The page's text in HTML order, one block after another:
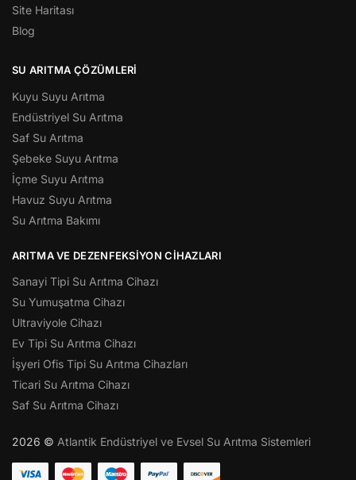
Site Haritası
Blog
SU ARITMA ÇÖZÜMLERI
Kuyu Suyu Arıtma
Endüstriyel Su Arıtma
Saf Su Arıtma
Şebeke Suyu Arıtma
İçme Suyu Arıtma
Havuz Suyu Arıtma
Su Arıtma Bakımı
ARITMA VE DEZENFEKSIYON CIHAZLARI
Sanayi Tipi Su Arıtma Cihazı
Su Yumuşatma Cihazı
Ultraviyole Cihazı
Ev Tipi Su Arıtma Cihazı
İşyeri Ofis Tipi Su Arıtma Cihazları
Ticari Su Arıtma Cihazı
Saf Su Arıtma Cihazı
2026 © Atlantik Endüstriyel ve Evsel Su Arıtma Sistemleri